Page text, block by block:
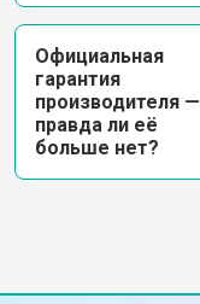
Официальная
гарантия
производителя —
правда ли её
больше нет?